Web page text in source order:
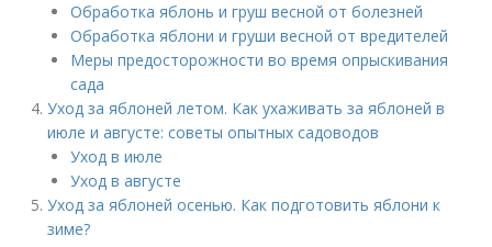
Обработка яблонь и груш весной от болезней
Обработка яблони и груши весной от вредителей
Меры предосторожности во время опрыскивания
сада
Уход за яблоней летом. Как ухаживать за яблоней в
июле и августе: советы опытных садоводов
Уход в июле
Уход в августе
Уход за яблоней осенью. Как подготовить яблони к
зиме?